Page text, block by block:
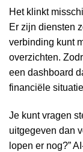
Het klinkt
Er zijn diensten
verbinding kunt
overzichten.
een dashboard
financiële
Je kunt vragen
uitgegeven dan
lopen er nog?”